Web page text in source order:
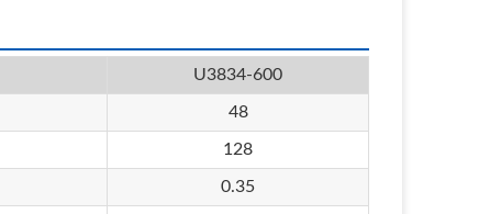
U3834-600
48
128
0.35